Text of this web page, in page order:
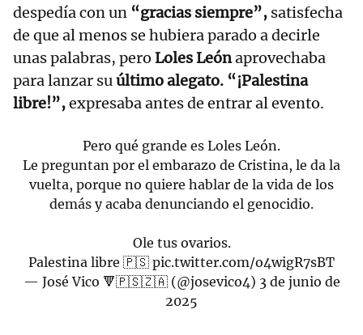
despedía con un “gracias siempre”, satisfecha
de que al menos se hubiera parado a decirle
unas palabras, pero Loles Leónaprovechaba
para lanzar suúltimo alegato. “¡Palestina
libre!”,expresaba antes de entrar al evento.
Pero qué grande es Loles León.
Le preguntan por el embarazo de Cristina, le da la
vuelta, porque no quiere hablar de la vida de los
demás y acaba denunciando el genocidio.
Ole tus ovarios.
Palestina libre 🇵🇸 pic.twitter.com/o4wigR7sBT
— José Vico 🔻🇵🇸🇿🇦 (@josevico4) 3 de junio de
2025